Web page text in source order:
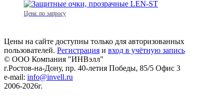
Цена: по запросу
Цены на сайте доступны только для авторизованных
пользователей. Регистрация и вход в учётную запись
© ООО Компания "ИНВэлл"
г.Ростов-на-Дону, пр. 40-летия Победы, 85/5 Офис 3
e-mail: info@invell.ru
2006-2026г.